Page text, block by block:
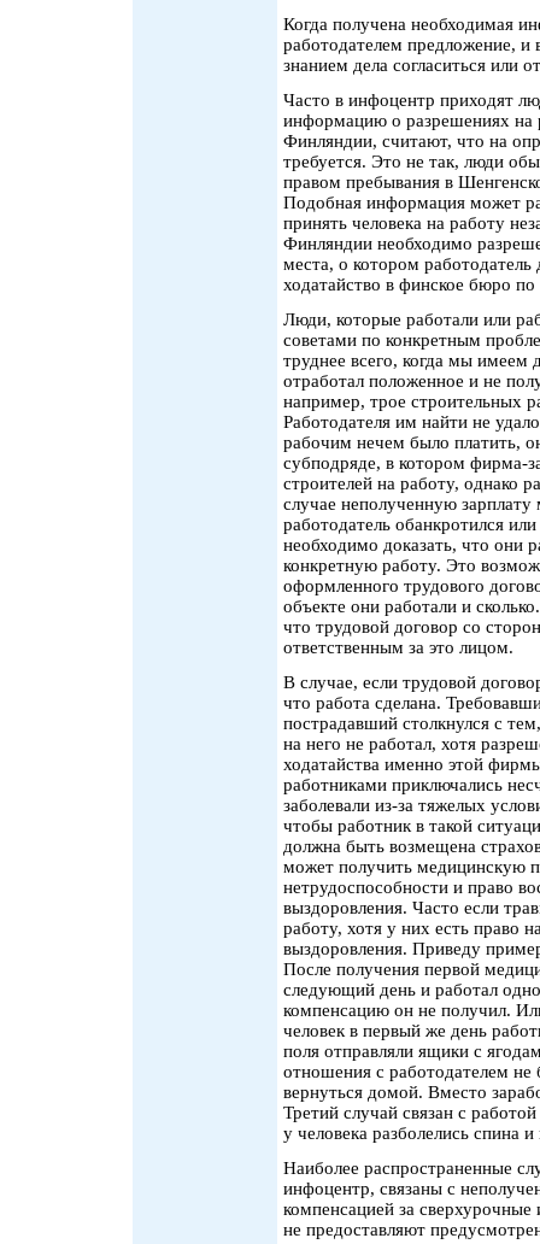
Когда получена необходимая
работодателем предложение, и
знанием дела согласиться или
Часто в инфоцентр приходят
информацию о разрешениях на
Финляндии, считают, что на
требуется. Это не так, люди
правом пребывания в
Подобная информация может
принять человека на работу
Финляндии необходимо
места, о котором
ходатайство в финское бюро по
Люди, которые работали или
советами по конкретным
труднее всего, когда мы имеем
отработал положенное и не
например, трое строительных
Работодателя им найти не
рабочим нечем было платить,
субподряде, в котором фирма-
строителей на работу, однако
случае неполученную зарплату
работодатель обанкротился
необходимо доказать, что они
конкретную работу. Это
оформленного трудового
объекте они работали и
что трудовой договор со
ответственным за это лицом.
В случае, если трудовой
что работа сделана.
пострадавший столкнулся с
на него не работал, хотя
ходатайства именно этой
работниками приключались
заболевали из-за тяжелых
чтобы работник в такой
должна быть возмещена
может получить медицинскую
нетрудоспособности и право
выздоровления. Часто если
работу, хотя у них есть право
выздоровления. Приведу
После получения первой
следующий день и работал
компенсацию он не получил.
человек в первый же день
поля отправляли ящики с
отношения с работодателем
вернуться домой. Вместо
Третий случай связан с
у человека разболелись спина и
Наиболее распространенные
инфоцентр, связаны с
компенсацией за
не предоставляют